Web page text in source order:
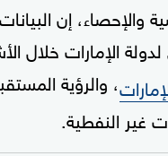
والإحصاء، إن
الإمارات خلال
، والرؤية
غير النفطية.